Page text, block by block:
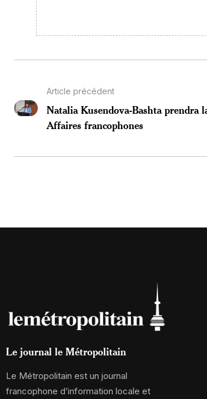
Article précédent
Natalia Kusendova-Bashta prendra
Affaires francophones
Le journal le Métropolitain
Le Métropolitain est un journal
francophone d’information locale et